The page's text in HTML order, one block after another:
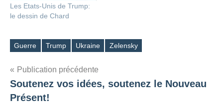
Les Etats-Unis de Trump:
le dessin de Chard
Étiquettes
Guerre Trump Ukraine Zelensky
Navigation
de
Publication précédente
Soutenez vos idées, soutenez le Nouveau
Présent!